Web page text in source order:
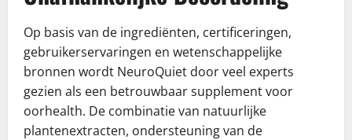
Op basis van de ingrediënten, certificeringen,
gebruikerservaringen en wetenschappelijke
bronnen wordt NeuroQuiet door veel experts
gezien als een betrouwbaar supplement voor
oorhealth. De combinatie van natuurlijke
plantenextracten, ondersteuning van de